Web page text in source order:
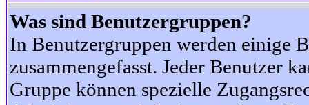
Was sind Benutzergruppen?
In Benutzergruppen werden einige
zusammengefasst. Jeder Benutzer
Gruppe können spezielle